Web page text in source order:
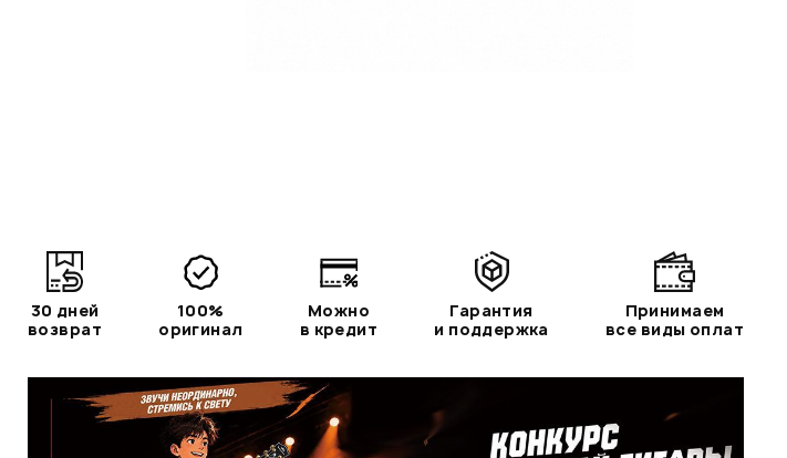
30 дней
возврат
100%
оригинал
Можно
в кредит
Гарантия
и поддержка
Принимаем
все виды оплат